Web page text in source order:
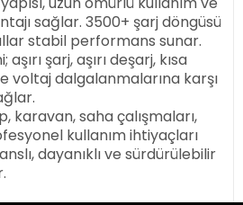
sağlar. 3500+ şarj döngüsü
stabil performans sunar.
şarj, aşırı deşarj, kısa
voltaj dalgalanmalarına karşı
karavan, saha çalışmaları,
kullanım ihtiyaçları
dayanıklı ve sürdürülebilir